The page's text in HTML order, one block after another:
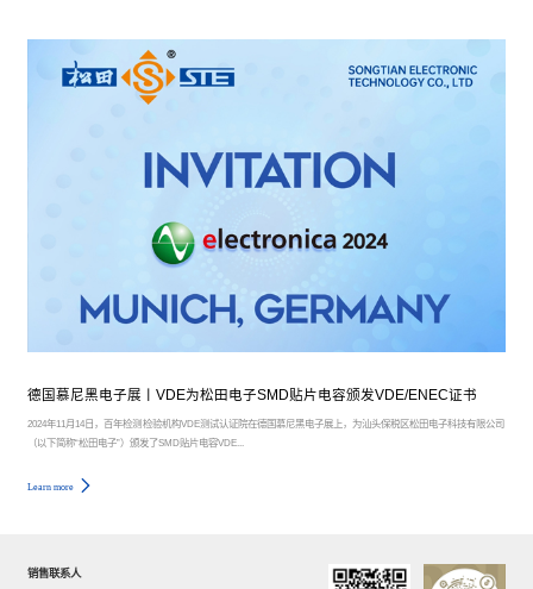
德国慕尼黑电子展丨VDE为松田电子SMD贴片电容颁发VDE/ENEC证书
2024年11月14日，百年检测检验机构VDE测试认证院在德国慕尼黑电子展上，为汕头保税区松田电子科技有限公司
（以下简称“松田电子”）颁发了SMD贴片电容VDE...
Learn more
销售联系人